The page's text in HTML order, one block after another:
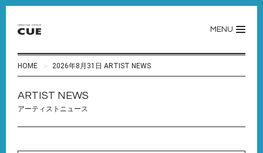
MENU
HOME 2026年8月31日 ARTIST NEWS
ARTIST NEWS
アーティストニュース